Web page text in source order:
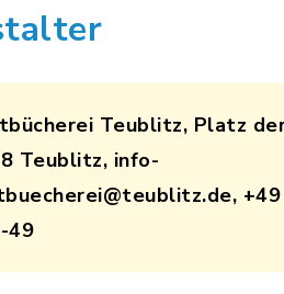
Teublitz, Platz
Teublitz, info-
49